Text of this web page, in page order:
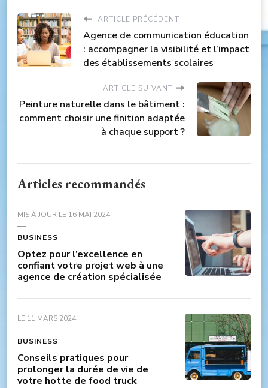
ARTICLE PRÉCÉDENT
Agence de communication éducation
: accompagner la visibilité et l’impact
des établissements scolaires
ARTICLE SUIVANT
Peinture naturelle dans le bâtiment :
comment choisir une finition adaptée
à chaque support ?
Articles recommandés
MIS À JOUR LE 16 MAI 2024
BUSINESS
Optez pour l’excellence en
confiant votre projet web à une
agence de création spécialisée
LE 11 MARS 2024
BUSINESS
Conseils pratiques pour
prolonger la durée de vie de
votre hotte de food truck